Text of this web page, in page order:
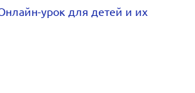
урок для детей и их